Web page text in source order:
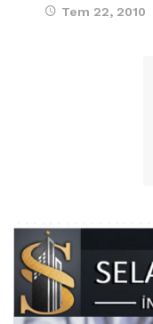
Tem 22, 2010